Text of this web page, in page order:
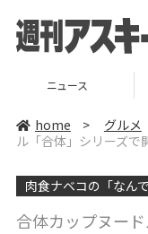
ニュース
home > グルメ
ル「合体」シリーズで
肉食ナベコの「なん
合体カップヌー